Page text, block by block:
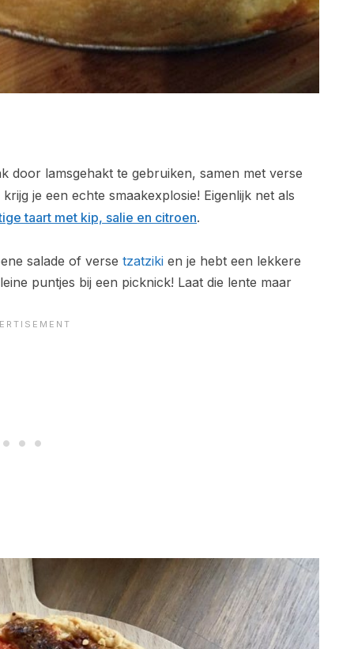
door lamsgehakt te gebruiken, samen met verse
je een echte smaakexplosie! Eigenlijk net als
taart met kip, salie en citroen.
salade of verse tzatziki en je hebt een lekkere
puntjes bij een picknick! Laat die lente maar